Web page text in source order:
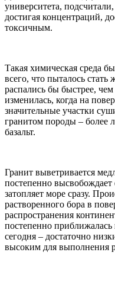
университета,
достигая концентраций,
токсичным.
Такая химическая среда
всего, что пыталось
распались бы быстрее,
изменилась, когда на
значительные участки
гранитом породы – более
базальт.
Гранит выветривается
постепенно
затопляет море сразу.
растворенного бора в
распространения
постепенно
сегодня – достаточно
высоким для выполнения